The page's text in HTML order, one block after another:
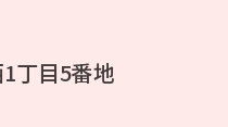
丁目5番地